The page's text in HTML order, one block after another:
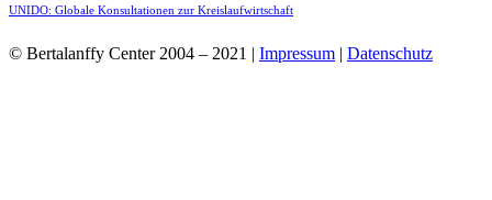
UNIDO: Globale Konsultationen zur Kreislaufwirtschaft
© Bertalanffy Center 2004 – 2021 | Impressum | Datenschutz